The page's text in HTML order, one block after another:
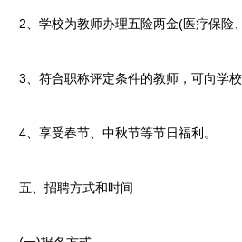
2、学校为教师办理五险两金(医疗保险、
3、符合职称评定条件的教师，可向学校
4、享受春节、中秋节等节日福利。
五、招聘方式和时间